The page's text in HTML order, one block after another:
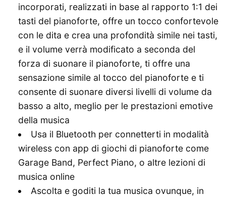
incorporati, realizzati in base al rapporto 1:1 dei
tasti del pianoforte, offre un tocco confortevole
con le dita e crea una profondità simile nei tasti,
e il volume verrà modificato a seconda del
forza di suonare il pianoforte, ti offre una
sensazione simile al tocco del pianoforte e ti
consente di suonare diversi livelli di volume da
basso a alto, meglio per le prestazioni emotive
della musica
Usa il Bluetooth per connetterti in modalità
wireless con app di giochi di pianoforte come
Garage Band, Perfect Piano, o altre lezioni di
musica online
Ascolta e goditi la tua musica ovunque, in